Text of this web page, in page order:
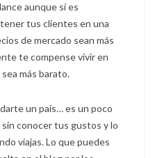
aunque sí es
tus clientes en una
de mercado sean más
te compense vivir en
más barato.
un país… es un poco
conocer tus gustos y lo
viajas. Lo que puedes